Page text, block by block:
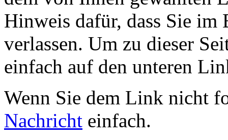
Hinweis dafür, dass Sie im
verlassen. Um zu dieser
einfach auf den unteren
Wenn Sie dem Link nicht
Nachricht einfach.